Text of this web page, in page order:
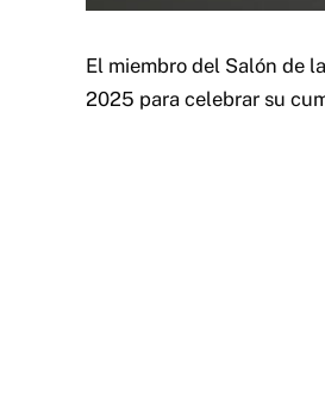
El miembro del Salón de
2025 para celebrar su